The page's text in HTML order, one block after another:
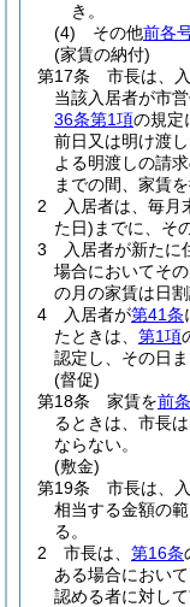
き。
(4)
その他前各
(家賃の納付)
第17条
市長は、
当該入居者が市
36条第1項の規定
前日又は明け渡
よる明渡しの請
までの間、家賃を
2
入居者は、毎月
た日) までに、そ
3
入居者が新たに
場合においてそ
の月の家賃は日割
4
入居者が第41条
たときは、 第1項
認定し、その日
(督促)
第18条
家賃を前
るときは、市長
ならない。
(敷金)
第19条
市長は、
相当する金額の
る。
2
市長は、 第16条
ある場合におい
認める者に対し